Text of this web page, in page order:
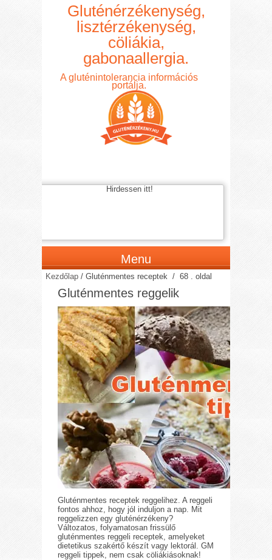
Gluténérzékenység,
lisztérzékenység,
cöliákia,
gabonaallergia.
A gluténintolerancia információs
portálja.
Hirdessen itt!
Menu
Kezdőlap /Gluténmentes receptek / 68 . oldal
Gluténmentes reggelik
Gluténmentes receptek reggelihez. A reggeli
fontos ahhoz, hogy jól induljon a nap. Mit
reggelizzen egy gluténérzékeny?
Változatos, folyamatosan frissülő
gluténmentes reggeli receptek, amelyeket
dietetikus szakértő készít vagy lektorál. GM
reggeli tippek, nem csak cöliákiásoknak!